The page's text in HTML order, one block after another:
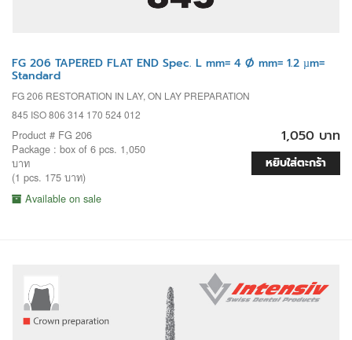
FG 206 TAPERED FLAT END Spec. L mm= 4 Ø mm= 1.2 µm=
Standard
FG 206 RESTORATION IN LAY, ON LAY PREPARATION
845 ISO 806 314 170 524 012
Product # FG 206
Package : box of 6 pcs. 1,050
บาท
(1 pcs. 175 บาท)
Available on sale
1,050 บาท
หยิบใส่ตะกร้า